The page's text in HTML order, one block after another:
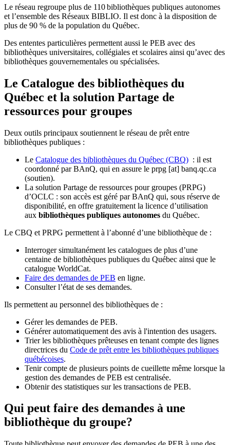
Le réseau regroupe plus de 110bibliothèques publiques autonomes
et l’ensemble des Réseaux BIBLIO. Il est donc à la disposition de
plus de 90 % de la population du Québec.
Des ententes particulières permettent aussi le PEB avec des
bibliothèques universitaires, collégiales et scolaires ainsi qu’avec des
bibliothèques gouvernementales ou spécialisées.
Le Catalogue des bibliothèques du
Québec et la solution Partage de
ressources pour groupes
Deux outils principaux soutiennent le réseau de prêt entre
bibliothèques publiques :
Le Catalogue des bibliothèques du Québec (CBQ) : il est
coordonné par BAnQ, qui en assure le prpg [at] banq.qc.ca
(soutien).
La solution Partage de ressources pour groupes (PRPG)
d’OCLC : son accès est géré par BAnQ qui, sous réserve de
disponibilité, en offre gratuitement la licence d’utilisation
aux bibliothèques publiques autonomes du Québec.
Le CBQ et PRPG permettent à l’abonné d’une bibliothèque de :
Interroger simultanément les catalogues de plus d’une
centaine de bibliothèques publiques du Québec ainsi que le
catalogue WorldCat.
Faire des demandes de PEB en ligne.
Consulter l’état de ses demandes.
Ils permettent au personnel des bibliothèques de :
Gérer les demandes de PEB.
Générer automatiquement des avis à l'intention des usagers.
Trier les bibliothèques prêteuses en tenant compte des lignes
directrices du Code de prêt entre les bibliothèques publiques
québécoises.
Tenir compte de plusieurs points de cueillette même lorsque la
gestion des demandes de PEB est centralisée.
Obtenir des statistiques sur les transactions de PEB.
Qui peut faire des demandes à une
bibliothèque du groupe?